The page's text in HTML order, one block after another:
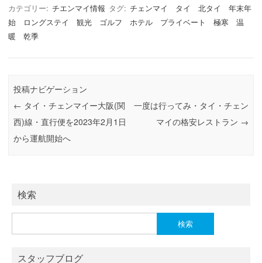
c
e
o
k
st
o
n
ail
カテゴリー: チエンマイ情報 タグ: チェンマイ タイ 北タイ 年末年
始 ロングステイ 観光 ゴルフ ホテル プライベート 極寒 温
暖 乾季
投稿ナビゲーション
← タイ・チェンマイー大阪(関
西)線・直行便を2023年2月1日
から運航開始へ
一度は行ってみ・タイ・チェン
マイの格安レストラン →
検索
索:
スタッフブログ